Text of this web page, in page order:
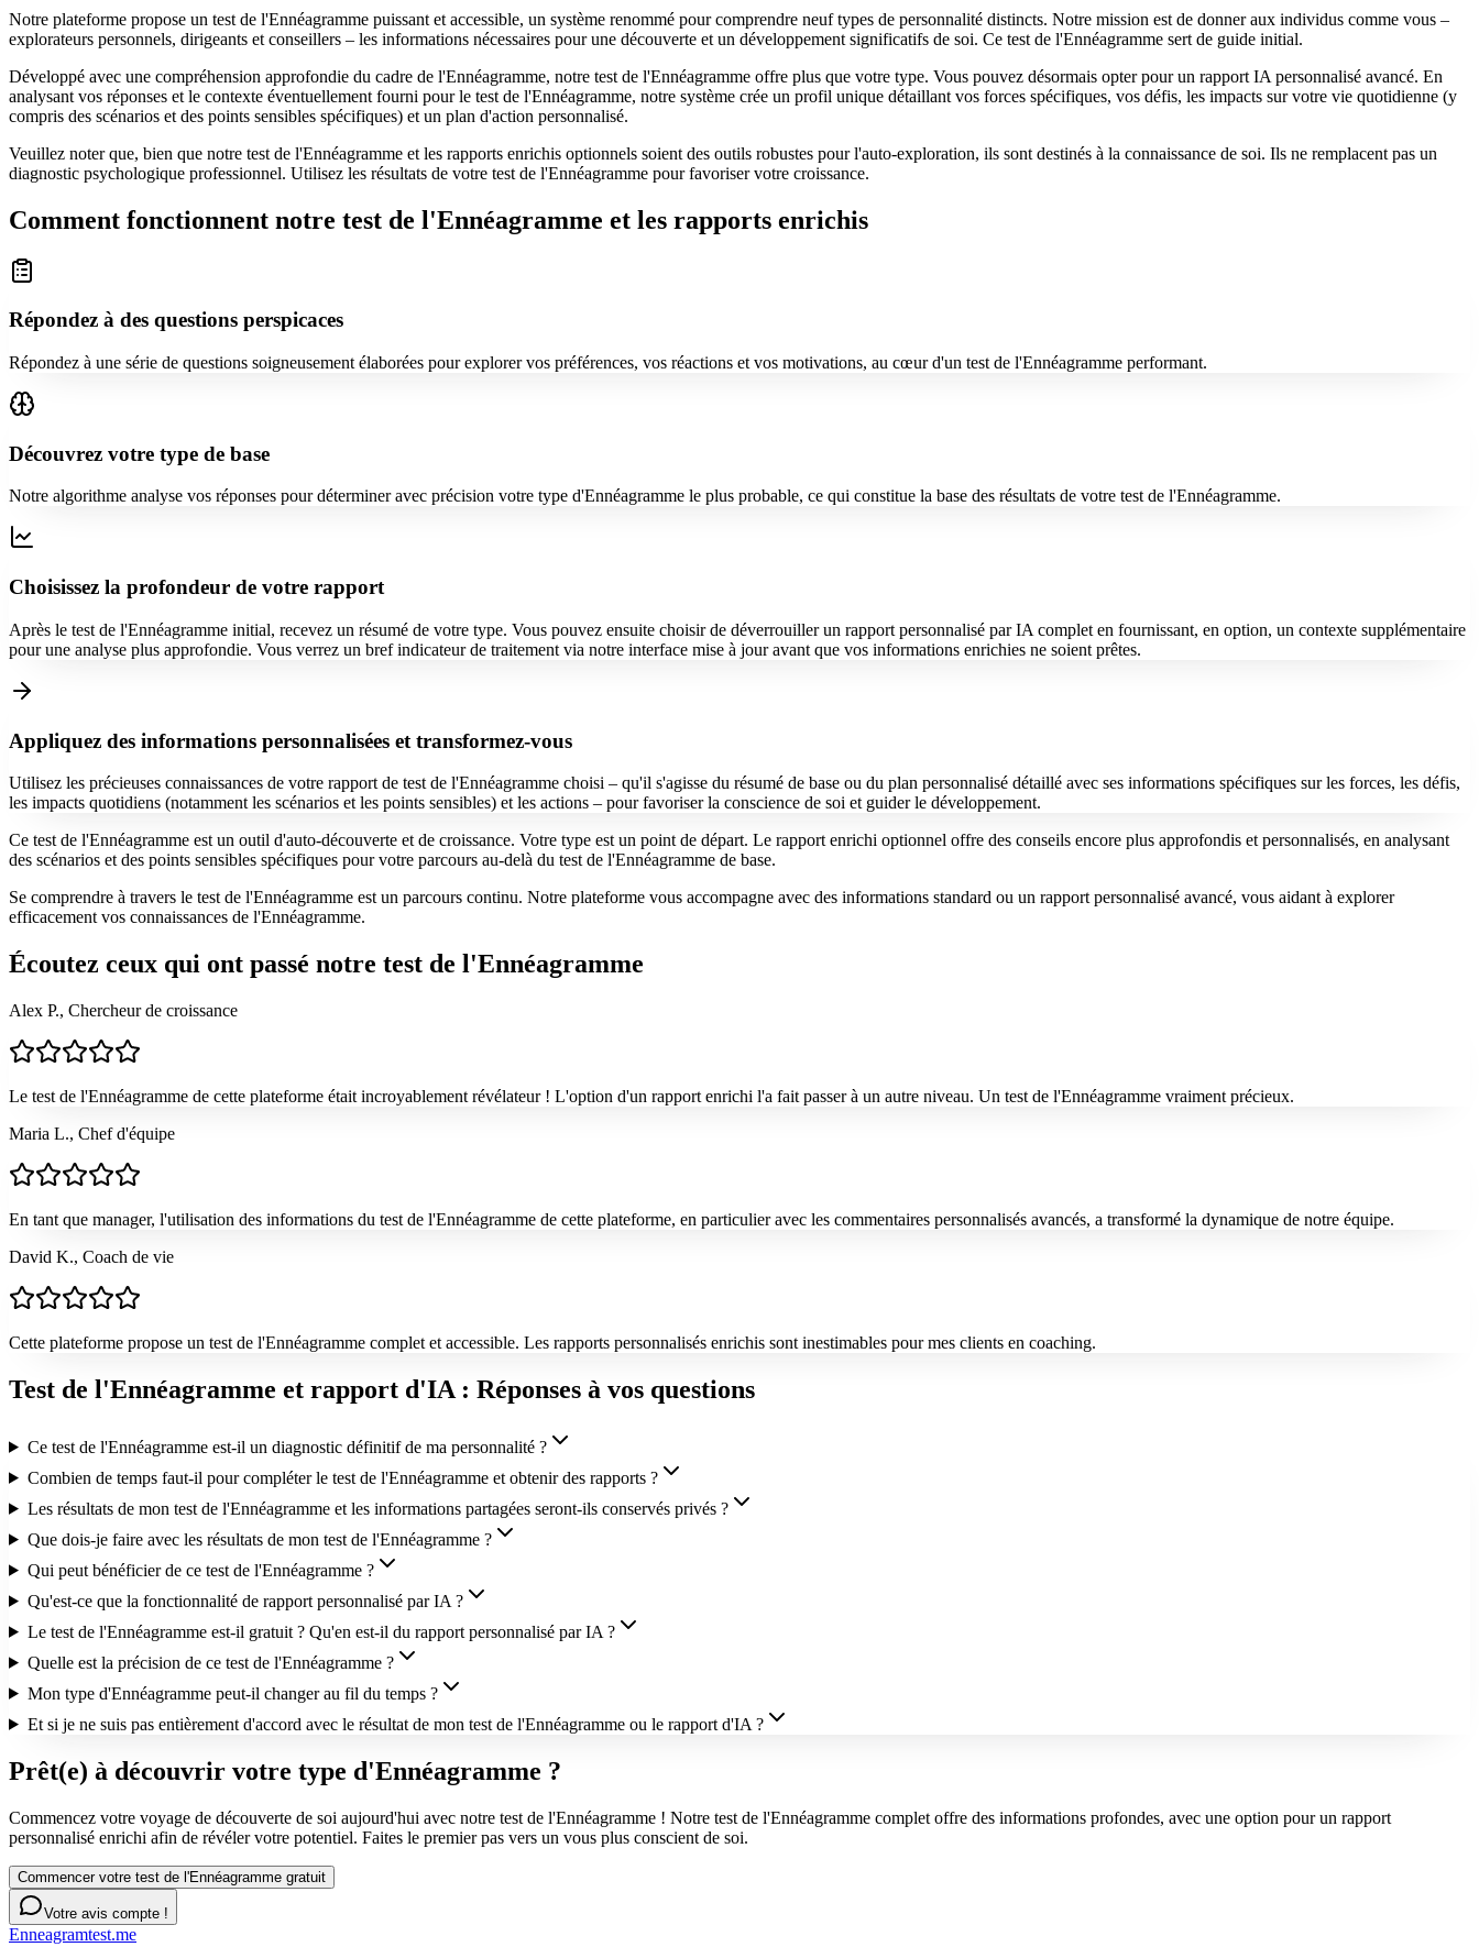
Notre plateforme propose un test de l'Ennéagramme puissant et accessible, un système renommé pour comprendre neuf types de personnalité distincts. Notre mission est de donner aux individus comme vous –
explorateurs personnels, dirigeants et conseillers – les informations nécessaires pour une découverte et un développement significatifs de soi. Ce test de l'Ennéagramme sert de guide initial.
Développé avec une compréhension approfondie du cadre de l'Ennéagramme, notre test de l'Ennéagramme offre plus que votre type. Vous pouvez désormais opter pour un rapport IA personnalisé avancé. En
analysant vos réponses et le contexte éventuellement fourni pour le test de l'Ennéagramme, notre système crée un profil unique détaillant vos forces spécifiques, vos défis, les impacts sur votre vie quotidienne (y
compris des scénarios et des points sensibles spécifiques) et un plan d'action personnalisé.
Veuillez noter que, bien que notre test de l'Ennéagramme et les rapports enrichis optionnels soient des outils robustes pour l'auto-exploration, ils sont destinés à la connaissance de soi. Ils ne remplacent pas un
diagnostic psychologique professionnel. Utilisez les résultats de votre test de l'Ennéagramme pour favoriser votre croissance.
Comment fonctionnent notre test de l'Ennéagramme et les rapports enrichis
Répondez à des questions perspicaces
Répondez à une série de questions soigneusement élaborées pour explorer vos préférences, vos réactions et vos motivations, au cœur d'un test de l'Ennéagramme performant.
Découvrez votre type de base
Notre algorithme analyse vos réponses pour déterminer avec précision votre type d'Ennéagramme le plus probable, ce qui constitue la base des résultats de votre test de l'Ennéagramme.
Choisissez la profondeur de votre rapport
Après le test de l'Ennéagramme initial, recevez un résumé de votre type. Vous pouvez ensuite choisir de déverrouiller un rapport personnalisé par IA complet en fournissant, en option, un contexte supplémentaire
pour une analyse plus approfondie. Vous verrez un bref indicateur de traitement via notre interface mise à jour avant que vos informations enrichies ne soient prêtes.
Appliquez des informations personnalisées et transformez-vous
Utilisez les précieuses connaissances de votre rapport de test de l'Ennéagramme choisi – qu'il s'agisse du résumé de base ou du plan personnalisé détaillé avec ses informations spécifiques sur les forces, les défis,
les impacts quotidiens (notamment les scénarios et les points sensibles) et les actions – pour favoriser la conscience de soi et guider le développement.
Ce test de l'Ennéagramme est un outil d'auto-découverte et de croissance. Votre type est un point de départ. Le rapport enrichi optionnel offre des conseils encore plus approfondis et personnalisés, en analysant
des scénarios et des points sensibles spécifiques pour votre parcours au-delà du test de l'Ennéagramme de base.
Se comprendre à travers le test de l'Ennéagramme est un parcours continu. Notre plateforme vous accompagne avec des informations standard ou un rapport personnalisé avancé, vous aidant à explorer
efficacement vos connaissances de l'Ennéagramme.
Écoutez ceux qui ont passé notre test de l'Ennéagramme
Alex P., Chercheur de croissance
Le test de l'Ennéagramme de cette plateforme était incroyablement révélateur ! L'option d'un rapport enrichi l'a fait passer à un autre niveau. Un test de l'Ennéagramme vraiment précieux.
Maria L., Chef d'équipe
En tant que manager, l'utilisation des informations du test de l'Ennéagramme de cette plateforme, en particulier avec les commentaires personnalisés avancés, a transformé la dynamique de notre équipe.
David K., Coach de vie
Cette plateforme propose un test de l'Ennéagramme complet et accessible. Les rapports personnalisés enrichis sont inestimables pour mes clients en coaching.
Test de l'Ennéagramme et rapport d'IA : Réponses à vos questions
Ce test de l'Ennéagramme est-il un diagnostic définitif de ma personnalité ?
Combien de temps faut-il pour compléter le test de l'Ennéagramme et obtenir des rapports ?
Les résultats de mon test de l'Ennéagramme et les informations partagées seront-ils conservés privés ?
Que dois-je faire avec les résultats de mon test de l'Ennéagramme ?
Qui peut bénéficier de ce test de l'Ennéagramme ?
Qu'est-ce que la fonctionnalité de rapport personnalisé par IA ?
Le test de l'Ennéagramme est-il gratuit ? Qu'en est-il du rapport personnalisé par IA ?
Quelle est la précision de ce test de l'Ennéagramme ?
Mon type d'Ennéagramme peut-il changer au fil du temps ?
Et si je ne suis pas entièrement d'accord avec le résultat de mon test de l'Ennéagramme ou le rapport d'IA ?
Prêt(e) à découvrir votre type d'Ennéagramme ?
Commencez votre voyage de découverte de soi aujourd'hui avec notre test de l'Ennéagramme ! Notre test de l'Ennéagramme complet offre des informations profondes, avec une option pour un rapport
personnalisé enrichi afin de révéler votre potentiel. Faites le premier pas vers un vous plus conscient de soi.
Commencer votre test de l'Ennéagramme gratuit
Votre avis compte !
Enneagramtest.me